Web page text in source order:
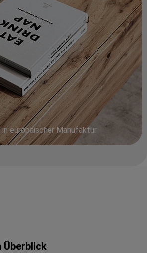
europäischer Manufaktur
Überblick